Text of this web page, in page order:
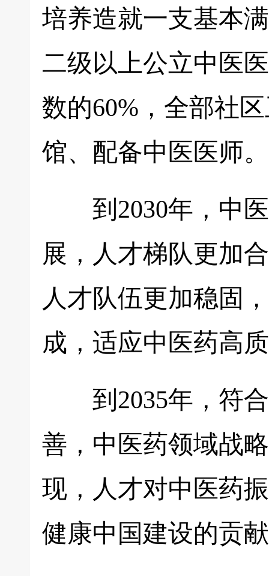
培养造就一支基本
二级以上公立中医
数的60%，全部社
馆、配备中医医师。
到2030年，中医
展，人才梯队更加
人才队伍更加稳固
成，适应中医药高
到2035年，符合
善，中医药领域战
现，人才对中医药
健康中国建设的贡